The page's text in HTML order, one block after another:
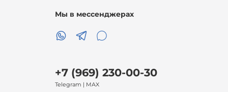
Мы в мессенджерах
+7 (969) 230-00-30
Telegram | MAX